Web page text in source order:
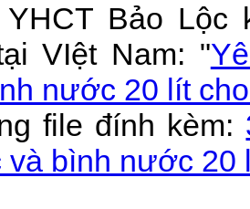
YHCT Bảo
VIệt Nam: "
nước 20 lít
file đính kèm:
và bình nước